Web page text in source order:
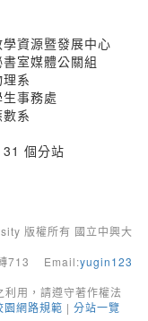
資源暨發展中心
室媒體公關組
系
事務處
系
31 個分站
版權所有 國立中興大
轉713 Email:yugin123
用，請遵守著作權法
園網路規範 | 分站一覽